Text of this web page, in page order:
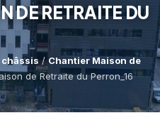
DE RETRAITE DU
châssis/Chantier Maison de
de Retraite du Perron_16